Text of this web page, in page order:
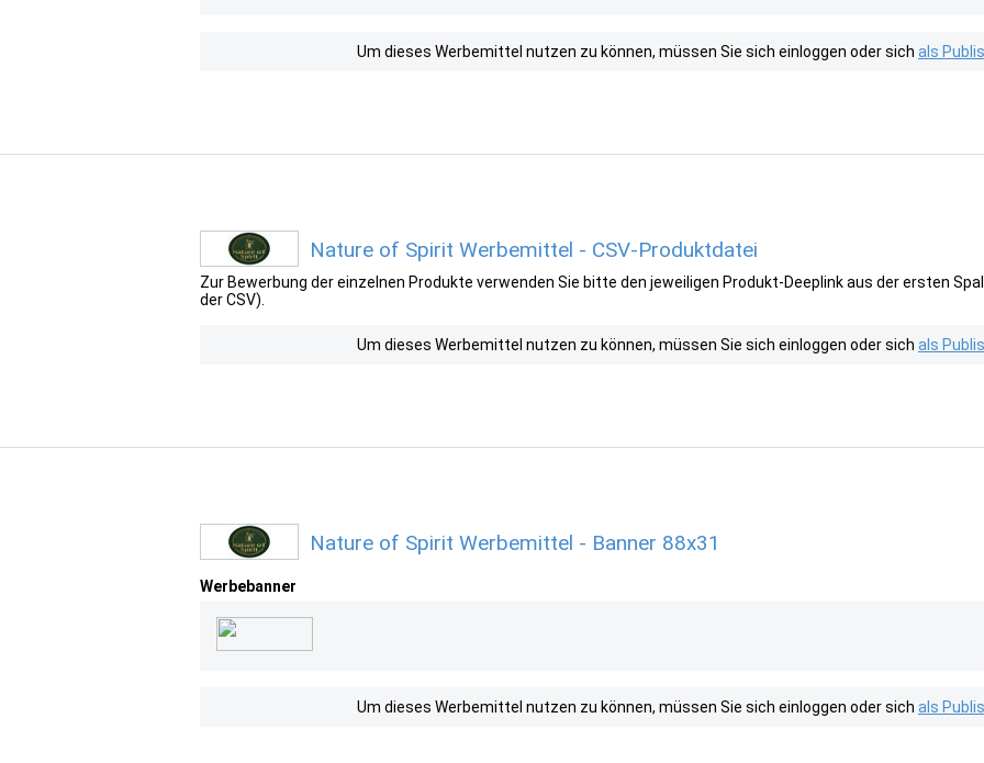
Um dieses Werbemittel nutzen zu können, müssen Sie sich einloggen oder sich als
Nature of Spirit Werbemittel - CSV-Produktdatei
Zur Bewerbung der einzelnen Produkte verwenden Sie bitte den jeweiligen Produkt-Deeplink aus der ersten
der CSV).
Um dieses Werbemittel nutzen zu können, müssen Sie sich einloggen oder sich als
Nature of Spirit Werbemittel - Banner 88x31
Werbebanner
Um dieses Werbemittel nutzen zu können, müssen Sie sich einloggen oder sich als